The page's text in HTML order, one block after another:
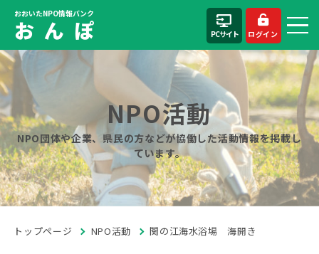
おおいたNPO情報バンク
お ん ぽ PCサイト ログイン
NPO活動
NPO団体や企業、県民の方などが協働した活動情報を掲載し
ています。
トップページ NPO活動 関の江海水浴場 海開き